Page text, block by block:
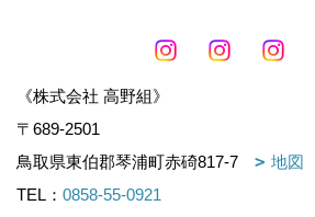
《株式会社 高野組》
〒689-2501
鳥取県東伯郡琴浦町赤碕817-7
地図
TEL： 0858-55-0921